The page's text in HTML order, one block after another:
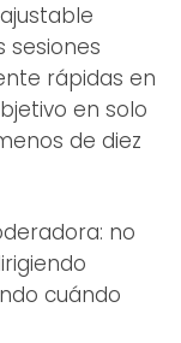
sesiones
rápidas en
en solo
de diez
no
cuándo